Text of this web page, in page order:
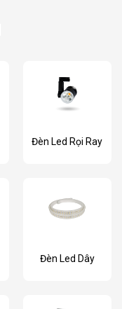
Đèn Led Rọi Ray
Đèn Led Dây